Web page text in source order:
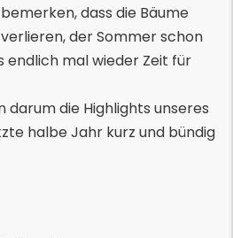
dass die Bäume
der Sommer schon
endlich mal wieder Zeit für
darum die Highlights unseres
halbe Jahr kurz und bündig